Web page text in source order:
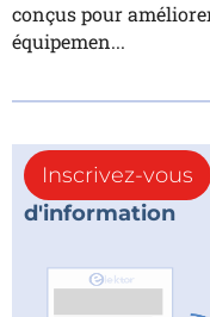
conçus pour
équipemen...
Inscrivez-vous
d'information